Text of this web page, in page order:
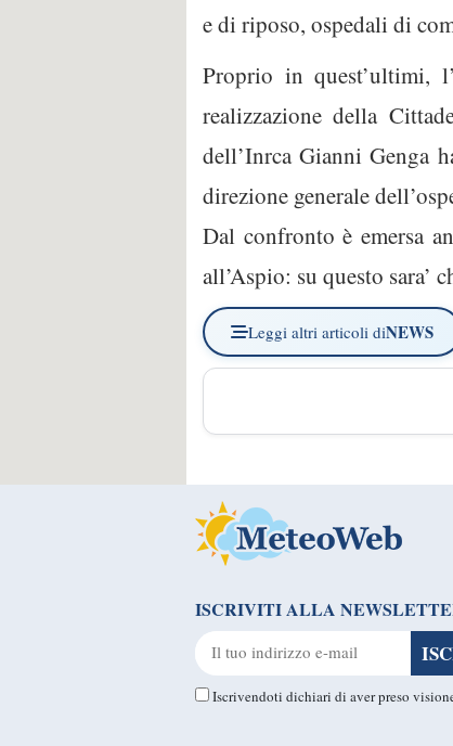
e di riposo, ospedali di
Proprio in quest’ultimi,
realizzazione della
dell’Inrca Gianni Genga
direzione generale
Dal confronto è emersa
all’Aspio: su questo sara’
Leggi altri articoli diNEWS
ISCRIVITI ALLA
Iscrivendoti dichiari di aver preso